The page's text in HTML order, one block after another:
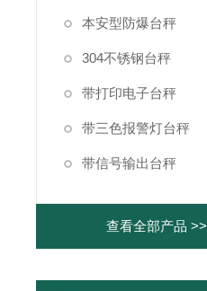
本安型防爆台秤
304不锈钢台秤
带打印电子台秤
带三色报警灯台秤
带信号输出台秤
查看全部产品 >>